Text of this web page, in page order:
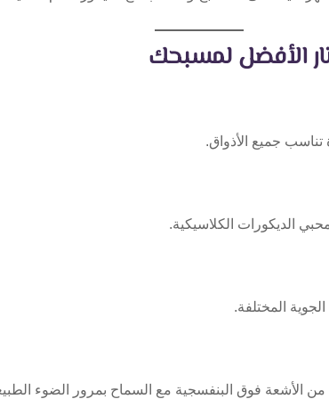
الأفضل لمسبحك
تناسب جميع الأذواق.
الديكورات الكلاسيكية.
المختلفة.
من الأشعة فوق البنفسجية مع السماح بمرور الضوء